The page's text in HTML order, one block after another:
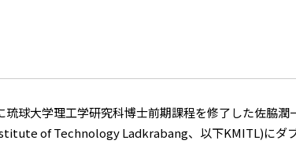
球大学理工学研究科博士前期課程を修了した佐脇
of Technology Ladkrabang、以下KMITL)にダ